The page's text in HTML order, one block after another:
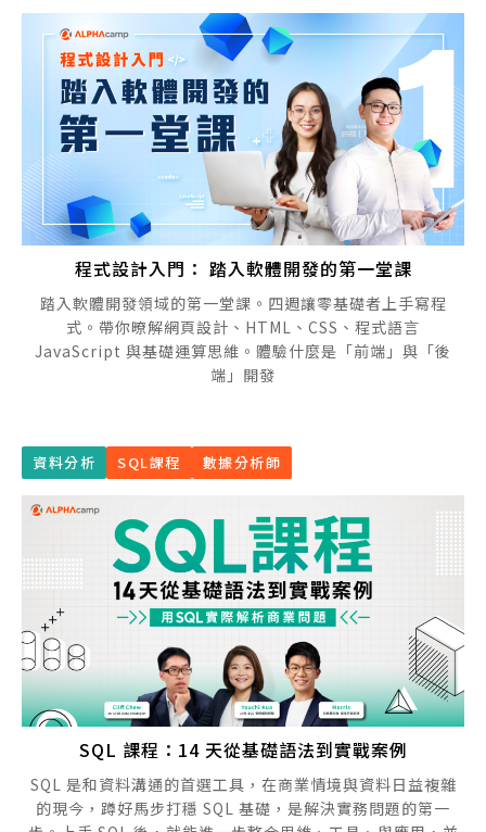
程式設計入門： 踏入軟體開發的第一堂課
踏入軟體開發領域的第一堂課。四週讓零基礎者上手寫程
式。帶你暸解網頁設計、HTML、CSS、程式語言
JavaScript 與基礎運算思維。體驗什麼是「前端」與「後
端」開發
資料分析 SQL課程 數據分析師
SQL 課程：14 天從基礎語法到實戰案例
SQL 是和資料溝通的首選工具，在商業情境與資料日益複雜
的現今，蹲好馬步打穩 SQL 基礎，是解決實務問題的第一